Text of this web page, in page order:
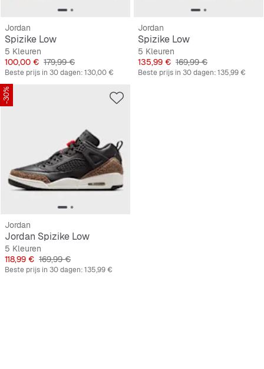
Jordan
Spizike Low
5 Kleuren
Prijs
100,00 € Originele Prijs
179,99 €
Beste prijs in 30 dagen:130,00 €
Jordan
Spizike Low
5 Kleuren
Prijs
135,99 € Originele Prijs
169,99 €
Beste prijs in 30 dagen:135,99 €
-30%
Jordan
Jordan Spizike Low
5 Kleuren
Prijs
118,99 € Originele Prijs
169,99 €
Beste prijs in 30 dagen:135,99 €